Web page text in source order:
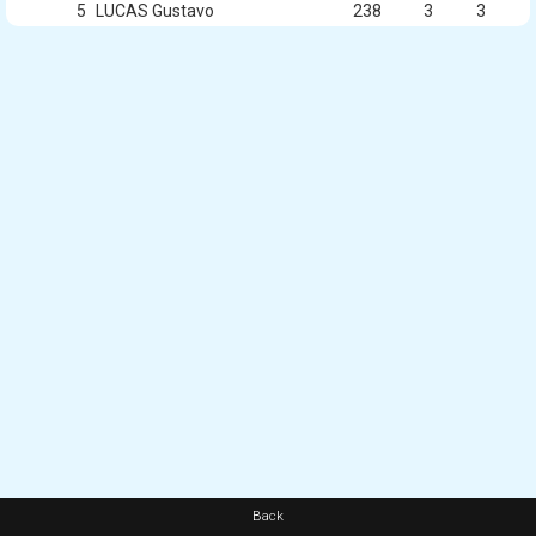
5
LUCAS Gustavo 238 3 3
Back